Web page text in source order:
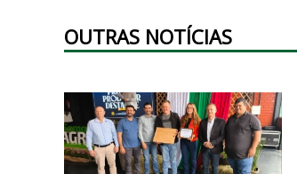
OUTRAS NOTÍCIAS